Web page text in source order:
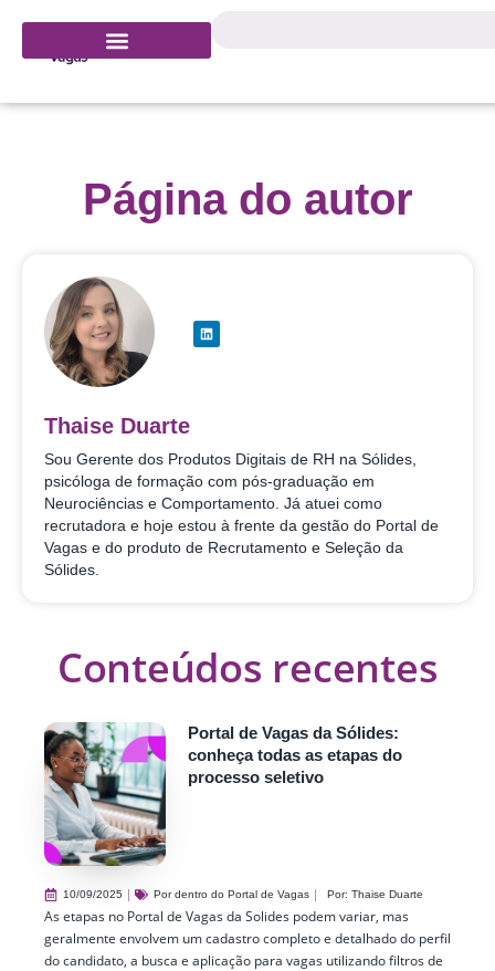
Página do autor
Thaise Duarte
Sou Gerente dos Produtos Digitais de RH na Sólides,
psicóloga de formação com pós-graduação em
Neurociências e Comportamento. Já atuei como
recrutadora e hoje estou à frente da gestão do Portal de
Vagas e do produto de Recrutamento e Seleção da
Sólides.
Conteúdos recentes
Portal de Vagas da Sólides:
conheça todas as etapas do
processo seletivo
10/09/2025 Por dentro do Portal de Vagas Por: Thaise Duarte
As etapas no Portal de Vagas da Solides podem variar, mas
geralmente envolvem um cadastro completo e detalhado do perfil
do candidato, a busca e aplicação para vagas utilizando filtros de